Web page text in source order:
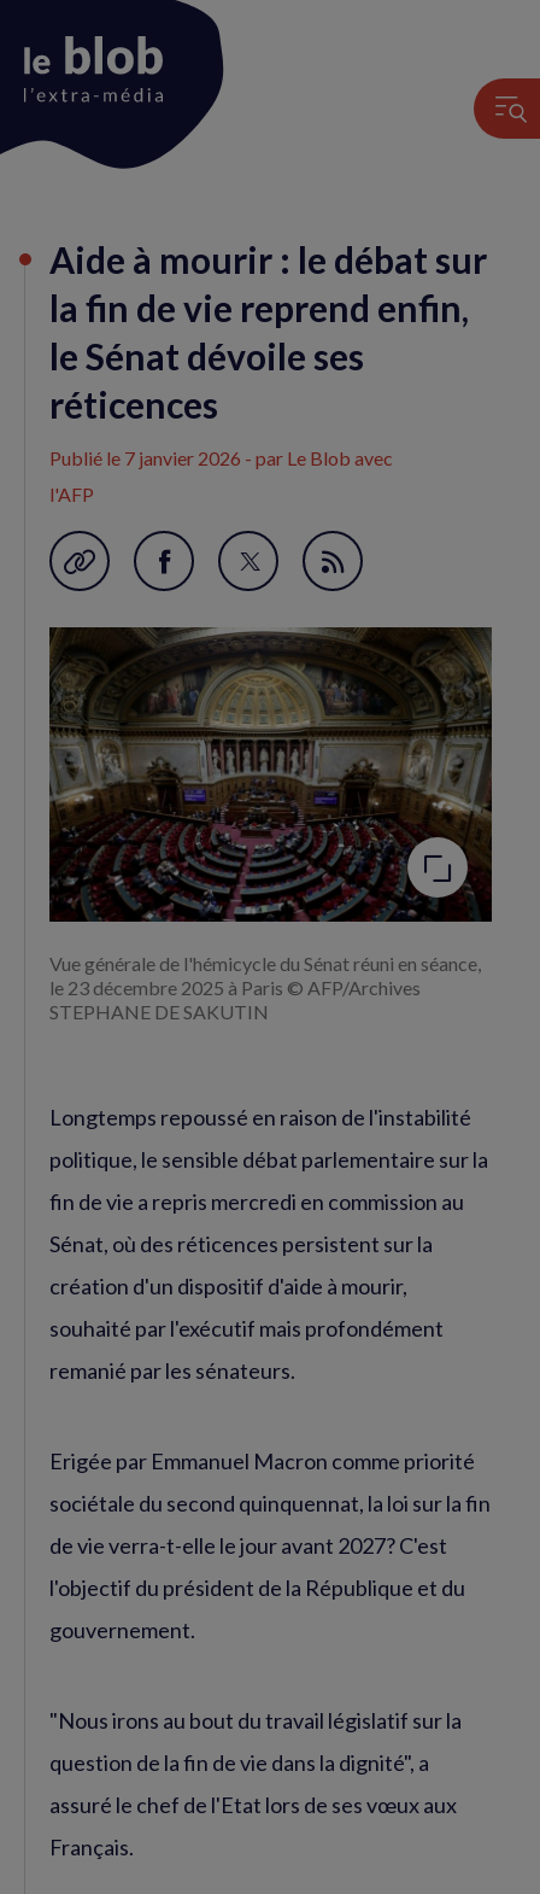
du
Aide à mourir : le débat sur
la fin de vie reprend enfin,
le Sénat dévoile ses
réticences
Publié le 7 janvier 2026 - par Le Blob avec
l'AFP
Garder en favori
Partager
Facebook
(nouvelle
fenêtre)
Partager
Twitter
(nouvelle
fenêtre)
Flux
Agrandir
l'image
Vue générale de l'hémicycle du Sénat réuni en séance,
le 23 décembre 2025 à Paris © AFP/Archives
STEPHANE DE SAKUTIN
Longtemps repoussé en raison de l'instabilité
politique, le sensible débat parlementaire sur la
fin de vie a repris mercredi en commission au
Sénat, où des réticences persistent sur la
création d'un dispositif d'aide à mourir,
souhaité par l'exécutif mais profondément
remanié par les sénateurs.
Erigée par Emmanuel Macron comme priorité
sociétale du second quinquennat, la loi sur la fin
de vie verra-t-elle le jour avant 2027? C'est
l'objectif du président de la République et du
gouvernement.
"Nous irons au bout du travail législatif sur la
question de la fin de vie dans la dignité", a
assuré le chef de l'Etat lors de ses vœux aux
Français.